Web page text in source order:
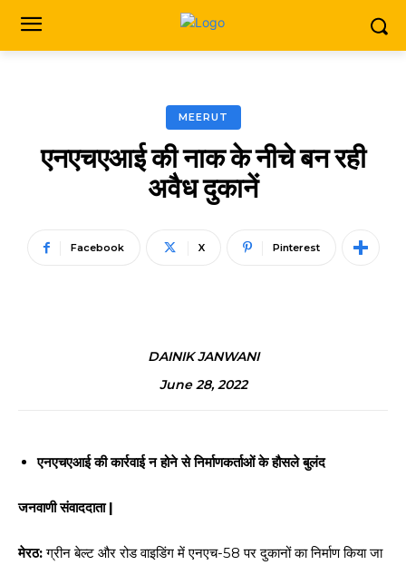
MEERUT
एनएचएआई की नाक के नीचे बन रही
अवैध दुकानें
Facebook X Pinterest
DAINIK JANWANI
June 28, 2022
एनएचएआई की कार्रवाई न होने से निर्माणकर्ताओं के हौसले बुलंद
जनवाणी संवाददाता |
मेरठ:ग्रीन बेल्ट और रोड वाइडिंग में एनएच-58 पर दुकानों का निर्माण किया जा